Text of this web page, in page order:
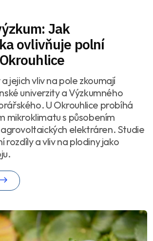
Jak
ovlivňuje polní
jejich vliv na pole zkoumají
univerzity a Výzkumného
U Okrouhlice probíhá
mikroklimatu s působením
elektráren. Studie
rozdíly a vliv na plodiny jako